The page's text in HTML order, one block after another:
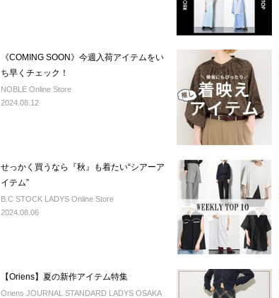
《COMING SOON》今週入荷アイテムをい
ち早くチェック！
NOBLE Online Store
2024.08.12
せっかく買うなら『秋』も着たい“シアーア
イテム”
B.C STOCK LADYS Online Store
2024.08.06
【Oriens】夏の新作アイテム特集
Oriens JOURNAL STANDARD LADYS OSAKA